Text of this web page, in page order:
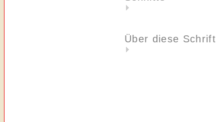
Über diese Schrift